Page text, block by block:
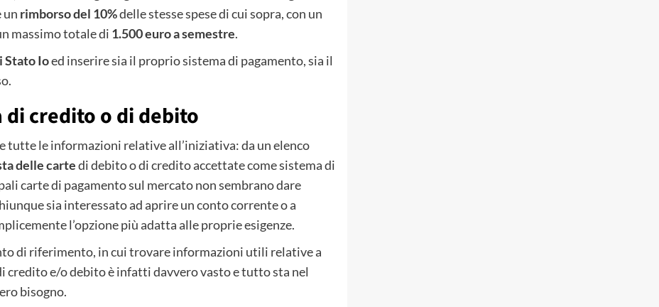
un rimborso del 10%delle stesse spese di cui sopra, con un
massimo totale di 1.500 euro a semestre.
Stato Ioed inserire sia il proprio sistema di pagamento, sia il
credito o di debito
tutte le informazioni relative all’iniziativa: da un elenco
delle cartedi debito o di credito accettate come sistema di
carte di pagamento sul mercato non sembrano dare
sia interessato ad aprire un conto corrente o a
l’opzione più adatta alle proprie esigenze.
di riferimento, in cui trovare informazioni utili relative a
credito e/o debito è infatti davvero vasto e tutto sta nel
bisogno.